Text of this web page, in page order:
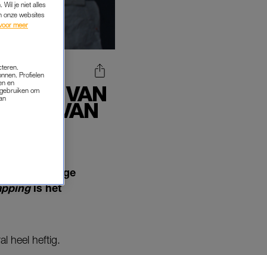
EEN VAN
VAN
een driedelige
is het
heel heftig.
Wil je niet alles
onze websites
meer
Profielen
en
om